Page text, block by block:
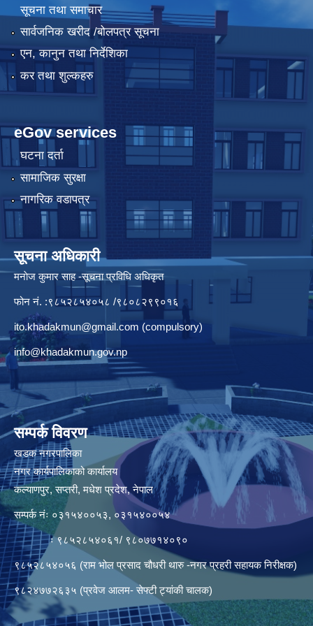
सूचना तथा समाचार
सार्वजनिक खरीद /बोलपत्र सूचना
एन, कानुन तथा निर्देशिका
कर तथा शुल्कहरु
eGov services
घटना दर्ता
सामाजिक सुरक्षा
नागरिक वडापत्र
सूचना अधिकारी
मनाेज कुमार साह -सूचना प्रविधि अधिकृत
फोन नं. :९८५२८५४०५८ /९८०८२९९०१६
ito.khadakmun@gmail.com (compulsory)
info@khadakmun.gov.np
सम्पर्क विवरण
खडक नगरपालिका
नगर कार्यपालिकाको कार्यालय
कल्याणपुर, सप्तरी, मधेश प्रदेश, नेपाल
सम्पर्क नंः ०३१५४००५३, ०३१५४००५४
ः ९८५२८५४०६१/ ९८०७७१४०९०
९८५२८५४०५६ (राम भोल प्रसाद चौधरी थारु -नगर प्रहरी सहायक निरीक्षक)
९८२४७७२६३५ (प्रवेज आलम- सेफ्टी ट्यांकी चालक)